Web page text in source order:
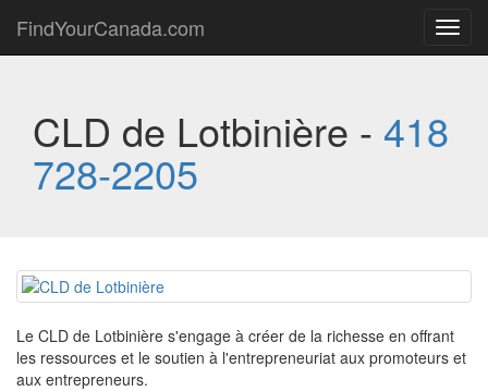
FindYourCanada.com
CLD de Lotbinière - 418
728-2205
Le CLD de Lotbinière s'engage à créer de la richesse en offrant
les ressources et le soutien à l'entrepreneuriat aux promoteurs et
aux entrepreneurs.